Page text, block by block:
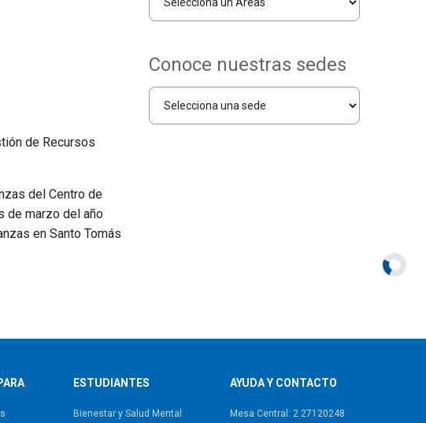
de Recursos
del Centro de
de marzo del año
en Santo Tomás
Conoce nuestras sedes
ESTUDIANTES
Bienestar y Salud Mental
AYUDA Y CONTACTO
Mesa Central: 2 27120248